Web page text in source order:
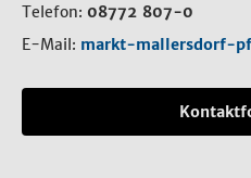
Telefon: 08772 807-0
E-Mail: markt-mallersdorf-